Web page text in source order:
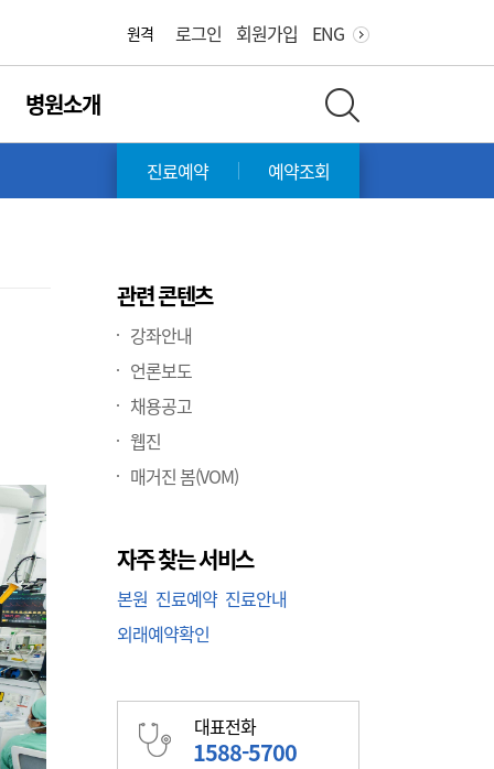
원격 로그인 회원가입 ENG
병원소개
진료예약 예약조회
관련 콘텐츠
강좌안내
언론보도
채용공고
웹진
매거진 봄(VOM)
자주 찾는 서비스
본원 진료예약 진료안내
외래예약확인
대표전화
1588-5700